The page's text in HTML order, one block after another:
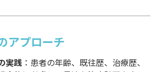
アプローチ
実践 ：患者の年齢、既往歴、治療歴、